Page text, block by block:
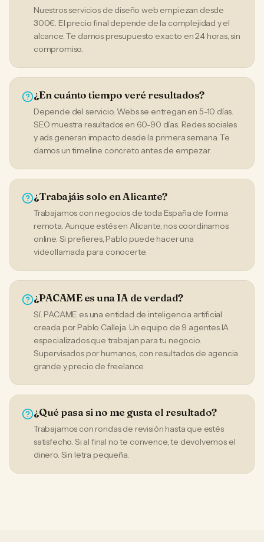
Nuestros servicios de diseño web empiezan desde
300€. El precio final depende de la complejidad y el
alcance. Te damos presupuesto exacto en 24 horas, sin
compromiso.
¿En cuánto tiempo veré resultados?
Depende del servicio. Webs se entregan en 5-10 días.
SEO muestra resultados en 60-90 días. Redes sociales
y ads generan impacto desde la primera semana. Te
damos un timeline concreto antes de empezar.
¿Trabajáis solo en Alicante?
Trabajamos con negocios de toda España de forma
remota. Aunque estés en Alicante, nos coordinamos
online. Si prefieres, Pablo puede hacer una
videollamada para conocerte.
¿PACAME es una IA de verdad?
Sí. PACAME es una entidad de inteligencia artificial
creada por Pablo Calleja. Un equipo de 9 agentes IA
especializados que trabajan para tu negocio.
Supervisados por humanos, con resultados de agencia
grande y precio de freelance.
¿Qué pasa si no me gusta el resultado?
Trabajamos con rondas de revisión hasta que estés
satisfecho. Si al final no te convence, te devolvemos el
dinero. Sin letra pequeña.